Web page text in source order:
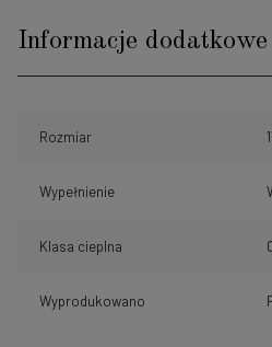
Informacje dodatkowe
Rozmiar
Wypełnienie
Klasa cieplna
Wyprodukowano